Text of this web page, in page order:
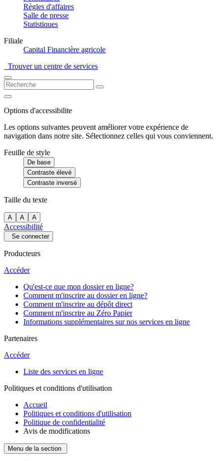
Règles d'affaires
Salle de presse
Statistiques
Filiale
Capital Financière agricole
Trouver un centre de services
Options d'accessibilite
Les options suivantes peuvent améliorer votre expérience de
navigation dans notre site. Sélectionnez celles qui vous conviennent.
Feuille de style
De base
Contraste élevé
Contraste inversé
Taille du texte
A A A
Accessibilité
Se connecter
Producteurs
Accéder
Qu'est-ce que mon dossier en ligne?
Comment m'inscrire au dossier en ligne?
Comment m'inscrire au dépôt direct
Comment m'inscrire au Zéro Papier
Informations supplémentaires sur nos services en ligne
Partenaires
Accéder
Liste des services en ligne
Politiques et conditions d'utilisation
Accueil
Politiques et conditions d'utilisation
Politique de confidentialité
Avis de modifications
Menu de la section